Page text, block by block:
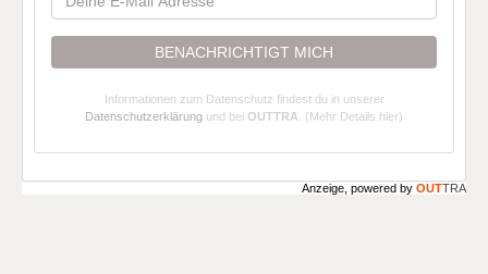
BENACHRICHTIGT MICH
Informationen zum Datenschutz findest du in unserer
Datenschutzerklärung und bei OUTTRA (Mehr Details hier)
Anzeige, powered by OUTTRA